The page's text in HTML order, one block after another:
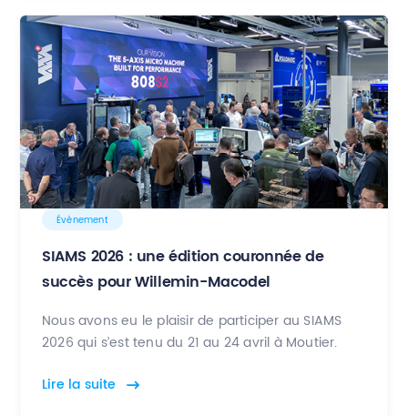
Évènement
SIAMS 2026 : une édition couronnée de
succès pour Willemin-Macodel
Nous avons eu le plaisir de participer au SIAMS
2026 qui s’est tenu du 21 au 24 avril à Moutier.
Lire la suite